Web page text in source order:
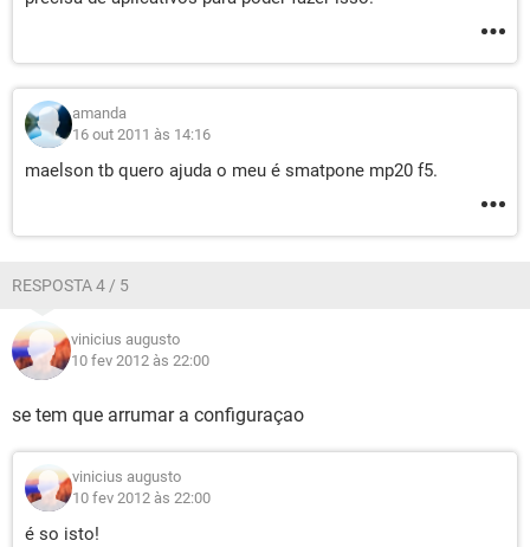
amanda
16 out 2011 às 14:16
maelson tb quero ajuda o meu é smatpone mp20 f5.
RESPOSTA 4 / 5
vinicius augusto
10 fev 2012 às 22:00
se tem que arrumar a configuraçao
vinicius augusto
10 fev 2012 às 22:00
é so isto!